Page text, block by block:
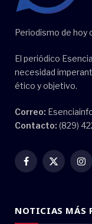
Periodismo de hoy
El periódico
necesidad
ético y objetivo.
Correo:
Contacto: (829)
Facebook
X
NOTICIAS MÁS